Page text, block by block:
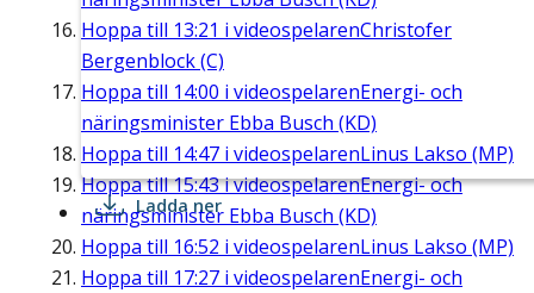
Hoppa till 13:21 i videospelarenChristofer
Bergenblock (C)
Hoppa till 14:00 i videospelarenEnergi- och
näringsminister Ebba Busch (KD)
Hoppa till 14:47 i videospelarenLinus Lakso (MP)
Hoppa till15:43i videospelarenEnergi- och
näringsminister Ebba Busch (KD)
Hoppa till 16:52 i videospelarenLinus Lakso (MP)
Hoppa till 17:27 i videospelarenEnergi- och
Ladda ner